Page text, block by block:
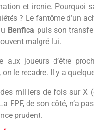
et ironie. Pourquoi
? Le fantôme d’un
Benfica puis son
malgré lui.
aux joueurs d’être
le recadre. Il y a
milliers de fois sur X
FPF, de son côté, n’a
prudent.